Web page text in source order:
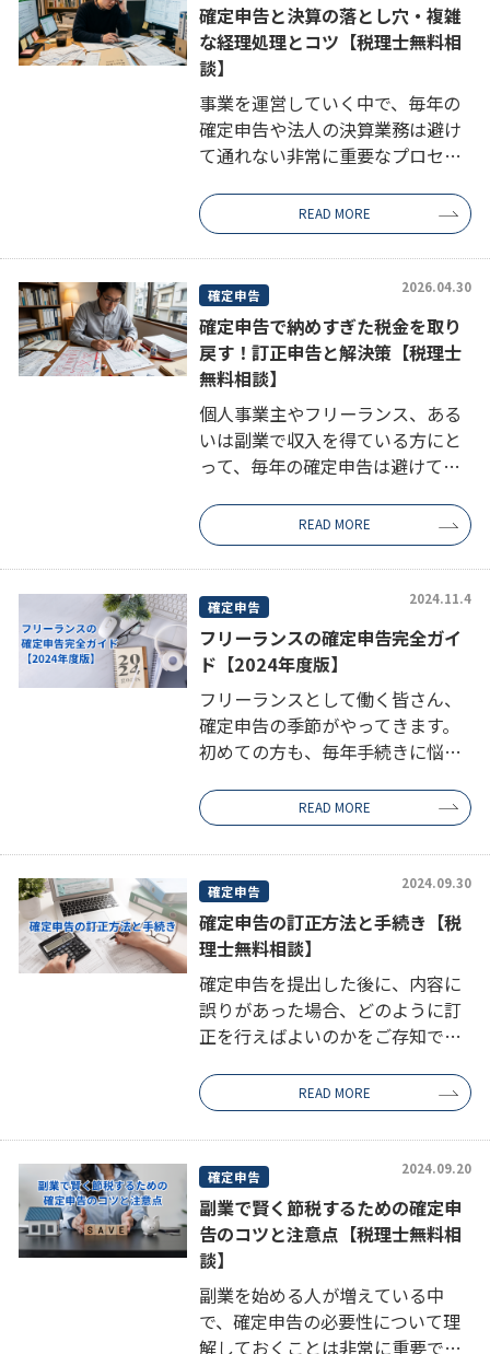
確定申告と決算の落とし穴・複雑
な経理処理とコツ【税理士無料相
談】
事業を運営していく中で、毎年の
確定申告や法人の決算業務は避け
て通れない非常に重要なプロセス
あっても、長年経営を続けている
法人企業であっても、一年に一度
必ず訪れるこの税務手続きは、企
業の財務的 […]
READ MORE
確定申告 2026.04.30
確定申告で納めすぎた税金を取り
戻す！訂正申告と解決策【税理士
無料相談】
個人事業主やフリーランス、ある
いは副業で収入を得ている方にと
って、毎年の確定申告は避けて通
し、複雑な税法やシステムの仕様
を完全に理解して申告を行うこと
は非常に難しく、時には計算ミス
や経費の計上 […]
READ MORE
確定申告 2024.11.4
フリーランスの確定申告完全ガイ
ド【2024年度版】
フリーランスとして働く皆さん、
確定申告の季節がやってきます。
初めての方も、毎年手続きに悩む
て取り組めます。確定申告の基本
から実践的なノウハウまで、ステ
ップ・バイ・ステップでわかりや
すく解説し […]
READ MORE
確定申告 2024.09.30
確定申告の訂正方法と手続き【税
理士無料相談】
確定申告を提出した後に、内容に
誤りがあった場合、どのように訂
正を行えばよいのかをご存知でし
の期限前と期限後における訂正方
法や手続きについて詳しく解説し
ます。 確定申告の期限前の訂正 確
定申告 […]
READ MORE
確定申告 2024.09.20
副業で賢く節税するための確定申
告のコツと注意点【税理士無料相
談】
副業を始める人が増えている中
で、確定申告の必要性について理
解しておくことは非常に重要で